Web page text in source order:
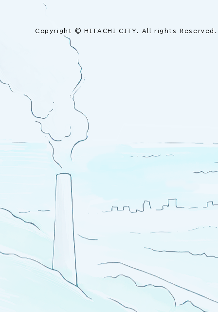
Copyright © HITACHI CITY. All rights Reserved.